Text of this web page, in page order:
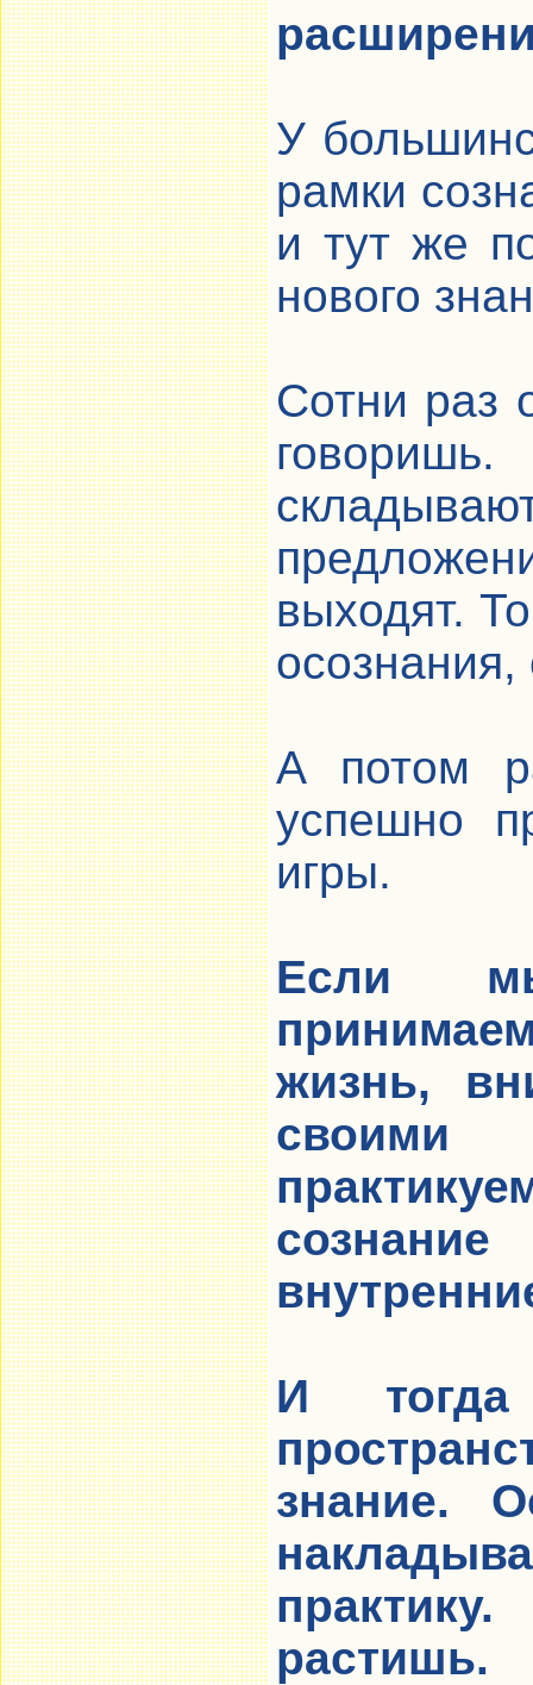
У
рамки
и тут же
нового
Сотни раз
выходят.
осознания,
А потом
успешно
игры.
Если
жизнь,
своими
сознание
И
знание.
растишь.